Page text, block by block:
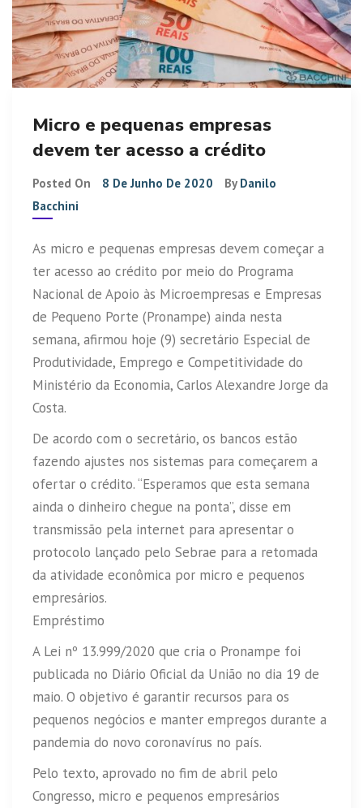
Micro e pequenas empresas
devem ter acesso a crédito
Posted On 8 De Junho De 2020 By Danilo
Bacchini
As micro e pequenas empresas devem começar a
ter acesso ao crédito por meio do Programa
Nacional de Apoio às Microempresas e Empresas
de Pequeno Porte (Pronampe) ainda nesta
semana, afirmou hoje (9) secretário Especial de
Produtividade, Emprego e Competitividade do
Ministério da Economia, Carlos Alexandre Jorge da
Costa.
De acordo com o secretário, os bancos estão
fazendo ajustes nos sistemas para começarem a
ofertar o crédito. “Esperamos que esta semana
ainda o dinheiro chegue na ponta”, disse em
transmissão pela internet para apresentar o
protocolo lançado pelo Sebrae para a retomada
da atividade econômica por micro e pequenos
empresários.
Empréstimo
A Lei nº 13.999/2020 que cria o Pronampe foi
publicada no Diário Oficial da União no dia 19 de
maio. O objetivo é garantir recursos para os
pequenos negócios e manter empregos durante a
pandemia do novo coronavírus no país.
Pelo texto, aprovado no fim de abril pelo
Congresso, micro e pequenos empresários